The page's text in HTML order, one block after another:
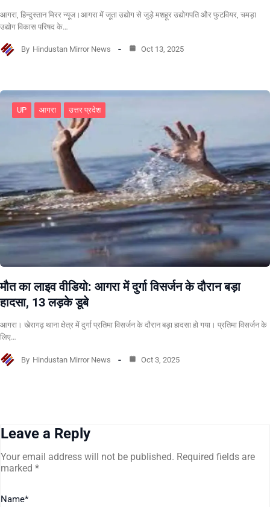
आगरा, हिन्दुस्तान मिरर न्यूज।आगरा में जूता उद्योग से जुड़े मशहूर उद्योगपति और फुटवियर, चमड़ा
उद्योग विकास परिषद के…
By Hindustan Mirror News Oct 13, 2025
UP आगरा उत्तर प्रदेश
मौत का लाइव वीडियो: आगरा में दुर्गा विसर्जन के दौरान बड़ा
हादसा, 13 लड़के डूबे
आगरा। खेरागढ़ थाना क्षेत्र में दुर्गा प्रतिमा विसर्जन के दौरान बड़ा हादसा हो गया। प्रतिमा विसर्जन के
लिए…
By Hindustan Mirror News Oct 3, 2025
Leave a Reply
Your email address will not be published. Required fields are
marked *
Name*